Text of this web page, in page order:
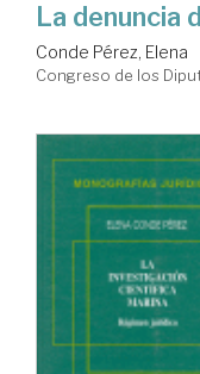
La denuncia
Conde Pérez, Elena
Congreso de los